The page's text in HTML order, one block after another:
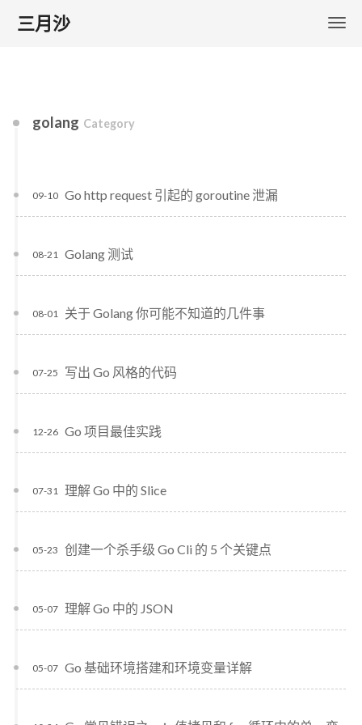
三月沙
golang Category
Go http request 引起的 goroutine 泄漏
09-10
Golang 测试
08-21
关于 Golang 你可能不知道的几件事
08-01
写出 Go 风格的代码
07-25
Go 项目最佳实践
12-26
理解 Go 中的 Slice
07-31
创建一个杀手级 Go Cli 的 5 个关键点
05-23
理解 Go 中的 JSON
05-07
Go 基础环境搭建和环境变量详解
05-07